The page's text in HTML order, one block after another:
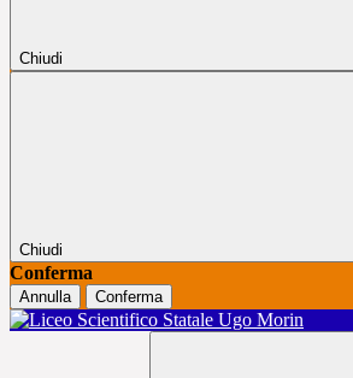
Chiudi
Chiudi
Conferma
Annulla Conferma